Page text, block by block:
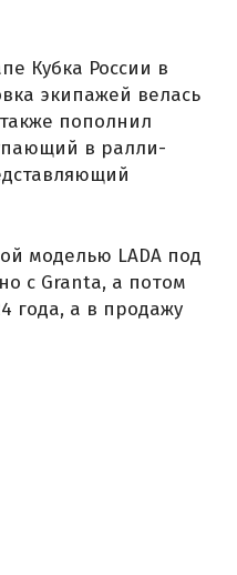
Кубка России в
экипажей велась
пополнил
в ралли-
моделью LADA под
с Granta, а потом
года, а в продажу